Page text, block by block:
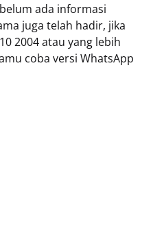
ada informasi
juga telah hadir, jika
2004 atau yang lebih
coba versi WhatsApp